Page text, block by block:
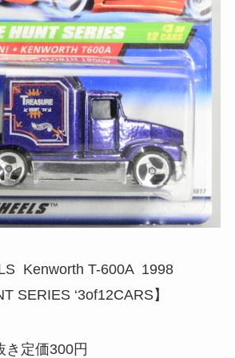
Kenworth T-600A 1998
SERIES ‘3of12CARS】
定価300円